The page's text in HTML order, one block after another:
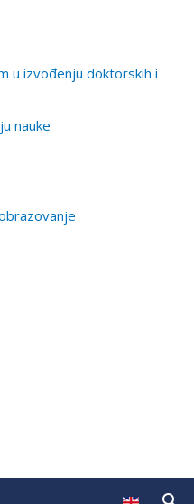
u izvođenju doktorskih i
nauke